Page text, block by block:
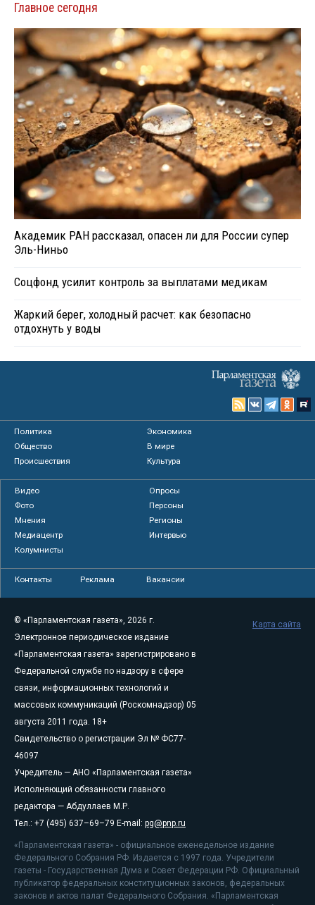
Главное сегодня
Академик РАН рассказал, опасен ли для России супер
Эль-Ниньо
Соцфонд усилит контроль за выплатами медикам
Жаркий берег, холодный расчет: как безопасно
отдохнуть у воды
Политика
Экономика
Общество
В мире
Происшествия
Культура
Видео
Опросы
Фото
Персоны
Мнения
Регионы
Медиацентр
Интервью
Колумнисты
Контакты Реклама Вакансии
© «Парламентская газета», 2026 г.
Электронное периодическое издание
«Парламентская газета» зарегистрировано в
Федеральной службе по надзору в сфере
связи, информационных технологий и
массовых коммуникаций (Роскомнадзор) 05
августа 2011 года. 18+
Свидетельство о регистрации Эл № ФС77-
46097
Учредитель — АНО «Парламентская газета»
Исполняющий обязанности главного
редактора — Абдуллаев М.Р.
Тел.: +7 (495) 637–69–79 E-mail: pg@pnp.ru
«Парламентская газета» - официальное еженедельное издание
Федерального Собрания РФ. Издается с 1997 года. Учредители
газеты - Государственная Дума и Совет Федерации РФ. Официальный
публикатор федеральных конституционных законов, федеральных
законов и актов палат Федерального Собрания. «Парламентская
Карта сайта